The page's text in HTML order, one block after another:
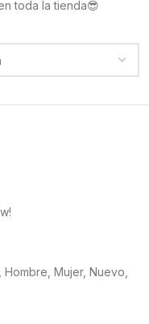
toda la tienda😎
Hombre Mujer, Nuevo